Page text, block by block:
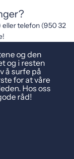
eller telefon (950 32
og den
og i resten
å surfe på
for at våre
Hos oss
råd!